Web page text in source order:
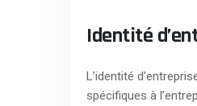
Identité
L’identité
spécifiques à